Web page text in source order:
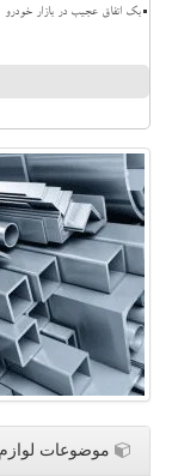
بک اتفاق عجیب در بازار خودرو
موضوعات